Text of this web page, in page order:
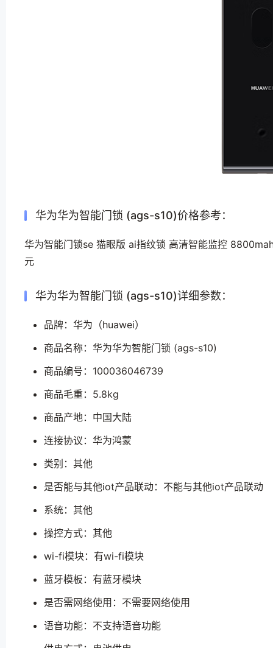
华为华为智能门锁 (ags-s10)价格参考：
华为智能门锁se 猫眼版 ai指纹锁 高清智能监控
元
华为华为智能门锁 (ags-s10)详细参数：
品牌：华为（huawei）
商品名称：华为华为智能门锁 (ags-s10)
商品编号：100036046739
商品毛重：5.8kg
商品产地：中国大陆
连接协议：华为鸿蒙
类别：其他
是否能与其他iot产品联动：不能与其他iot产品联动
系统：其他
操控方式：其他
wi-fi模块：有wi-fi模块
蓝牙模板：有蓝牙模块
是否需网络使用：不需要网络使用
语音功能：不支持语音功能